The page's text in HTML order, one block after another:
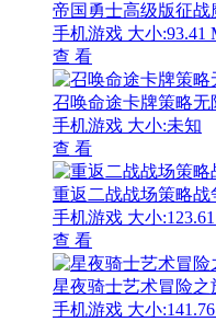
帝国勇士高级版征战
手机游戏 大小:93.41
查 看
召唤命途卡牌策略无
手机游戏 大小:未知
查 看
重返二战战场策略战
手机游戏 大小
查 看
星夜骑士艺术冒险之
手机游戏 大小